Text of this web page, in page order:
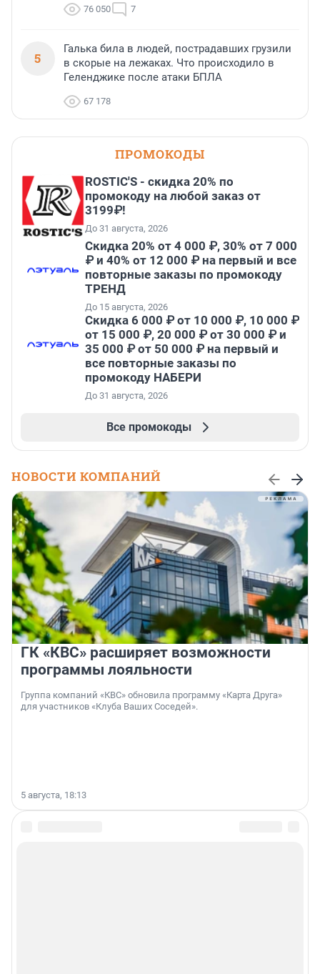
76 050 7
5
Галька била в людей, пострадавших грузили
в скорые на лежаках. Что происходило в
Геленджике после атаки БПЛА
67 178
ПРОМОКОДЫ
ROSTIC'S - скидка 20% по
промокоду на любой заказ от
3199₽!
До 31 августа, 2026
Скидка 20% от 4 000 ₽, 30% от 7 000
₽ и 40% от 12 000 ₽ на первый и все
повторные заказы по промокоду
ТРЕНД
До 15 августа, 2026
Скидка 6 000 ₽ от 10 000 ₽, 10 000 ₽
от 15 000 ₽, 20 000 ₽ от 30 000 ₽ и
35 000 ₽ от 50 000 ₽ на первый и
все повторные заказы по
промокоду НАБЕРИ
До 31 августа, 2026
Все промокоды
НОВОСТИ КОМПАНИЙ
ГК «КВС» расширяет возможности
программы лояльности
Группа компаний «КВС» обновила программу «Карта Друга»
для участников «Клуба Ваших Соседей».
5 августа, 18:13